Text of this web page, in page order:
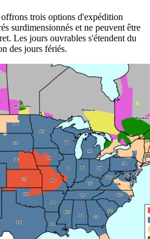
trois options d'expédition
surdimensionnés et ne peuvent être
Les jours ouvrables s'étendent du
des jours fériés.